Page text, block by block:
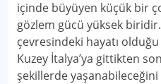
içinde büyüyen küçük bir
gözlem gücü yüksek
çevresindeki hayatı
Kuzey İtalya’ya gittikten
şekillerde